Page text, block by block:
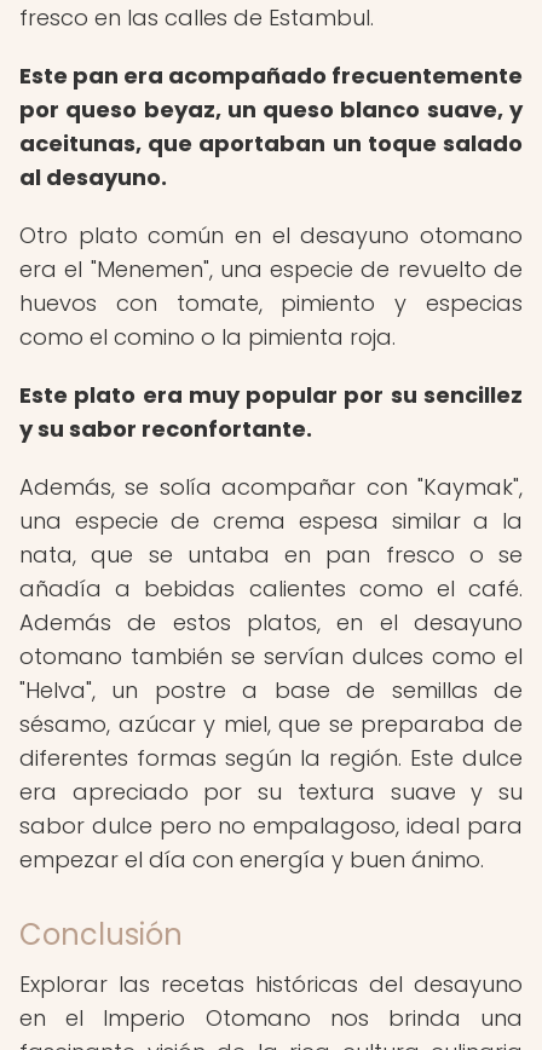
fresco en las calles de Estambul.
Este pan era acompañado frecuentemente
por queso beyaz, un queso blanco suave, y
aceitunas, que aportaban un toque salado
al desayuno.
Otro plato común en el desayuno otomano
era el "Menemen", una especie de revuelto de
huevos con tomate, pimiento y especias
como el comino o la pimienta roja.
Este plato era muy popular por su sencillez
y su sabor reconfortante.
Además, se solía acompañar con "Kaymak",
una especie de crema espesa similar a la
nata, que se untaba en pan fresco o se
añadía a bebidas calientes como el café.
Además de estos platos, en el desayuno
otomano también se servían dulces como el
"Helva", un postre a base de semillas de
sésamo, azúcar y miel, que se preparaba de
diferentes formas según la región. Este dulce
era apreciado por su textura suave y su
sabor dulce pero no empalagoso, ideal para
empezar el día con energía y buen ánimo.
Conclusión
Explorar las recetas históricas del desayuno
en el Imperio Otomano nos brinda una